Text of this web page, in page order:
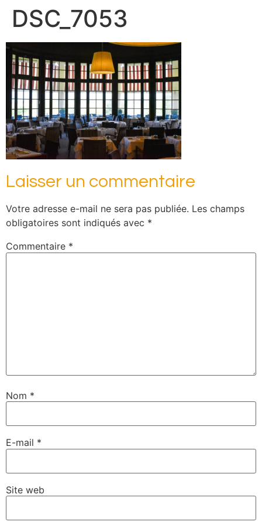
DSC_7053
Laisser un commentaire
Votre adresse e-mail ne sera pas publiée. Les champs
obligatoires sont indiqués avec *
Commentaire *
Nom *
E-mail *
Site web